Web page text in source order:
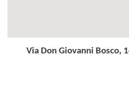
Via Don Giovanni Bosco,